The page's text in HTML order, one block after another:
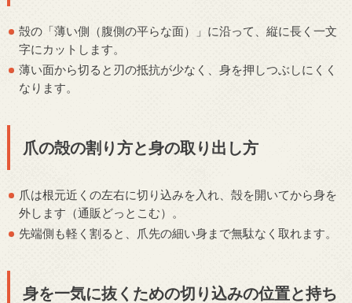
殻の「薄い側（腹側の平らな面）」に沿って、縦に長く一文
字にカットします。
薄い面から切ると刃の抵抗が少なく、身を押しつぶしにくく
なります。
爪の殻の割り方と身の取り出し方
爪は根元近くの左右に切り込みを入れ、殻を開いてから身を
外します（通販どっとこむ）。
先端側も軽く割ると、爪先の細い身まで無駄なく取れます。
身を一気に抜くための切り込みの位置と持ち